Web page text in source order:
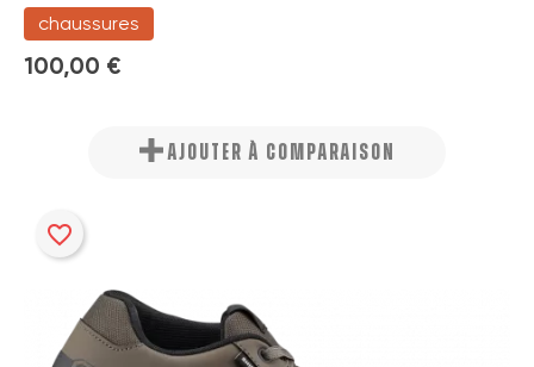
chaussures
100,00 €
AJOUTER À COMPARAISON
favorite_border